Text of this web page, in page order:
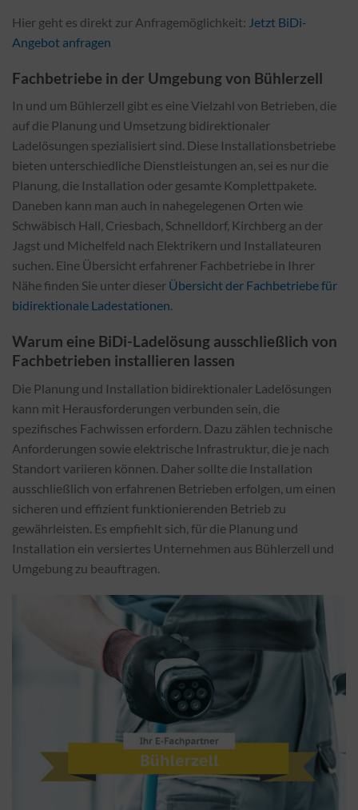
Hier geht es direkt zur Anfragemöglichkeit: Jetzt BiDi-
Angebot anfragen
Fachbetriebe in der Umgebung von Bühlerzell
In und um Bühlerzell gibt es eine Vielzahl von Betrieben, die
auf die Planung und Umsetzung bidirektionaler
Ladelösungen spezialisiert sind. Diese Installationsbetriebe
bieten unterschiedliche Dienstleistungen an, sei es nur die
Planung, die Installation oder gesamte Komplettpakete.
Daneben kann man auch in nahegelegenen Orten wie
Schwäbisch Hall, Criesbach, Schnelldorf, Kirchberg an der
Jagst und Michelfeld nach Elektrikern und Installateuren
suchen. Eine Übersicht erfahrener Fachbetriebe in Ihrer
Nähe finden Sie unter dieser Übersicht der Fachbetriebe für
bidirektionale Ladestationen.
Warum eine BiDi-Ladelösung ausschließlich von
Fachbetrieben installieren lassen
Die Planung und Installation bidirektionaler Ladelösungen
kann mit Herausforderungen verbunden sein, die
spezifisches Fachwissen erfordern. Dazu zählen technische
Anforderungen sowie elektrische Infrastruktur, die je nach
Standort variieren können. Daher sollte die Installation
ausschließlich von erfahrenen Betrieben erfolgen, um einen
sicheren und effizient funktionierenden Betrieb zu
gewährleisten. Es empfiehlt sich, für die Planung und
Installation ein versiertes Unternehmen aus Bühlerzell und
Umgebung zu beauftragen.